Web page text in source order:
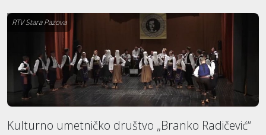
RTV Stara Pazova
Kulturno umetničko društvo „Branko Radičević“